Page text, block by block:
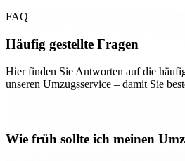
FAQ
Häufig gestellte Fragen
Hier finden Sie Antworten auf die
unseren Umzugsservice – damit Sie
Wie früh sollte ich meinen